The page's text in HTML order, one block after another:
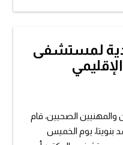
لمستشفى
والمهنيين الصحيين، قام
بنويتا، يوم الخميس